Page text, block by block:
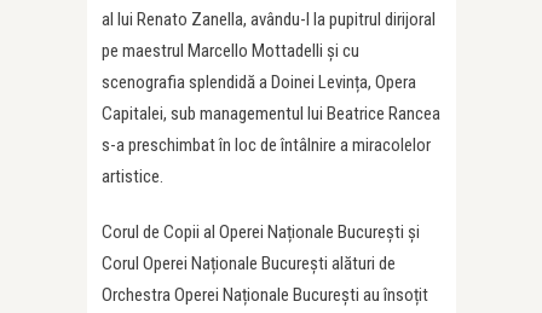
al lui Renato Zanella, avându-l la pupitrul dirijoral
pe maestrul Marcello Mottadelli și cu
scenografia splendidă a Doinei Levința, Opera
Capitalei, sub managementul lui Beatrice Rancea
s-a preschimbat în loc de întâlnire a miracolelor
artistice.
Corul de Copii al Operei Naționale București și
Corul Operei Naționale București alături de
Orchestra Operei Naționale București au însoțit